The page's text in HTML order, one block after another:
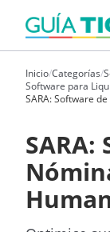
Inicio/Categorías/
Software para
SARA: Software